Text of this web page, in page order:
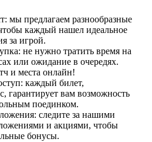
мы предлагаем разнообразные
каждый нашел идеальное
за игрой.
не нужно тратить время на
или ожидание в очередях.
и места онлайн!
каждый билет,
гарантирует вам возможность
поединком.
следите за нашими
и акциями, чтобы
бонусы.